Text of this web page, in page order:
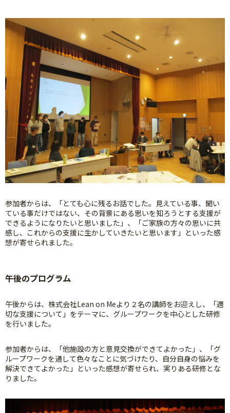
参加者からは、「とても心に残るお話でした。見えている事、聞い
ている事だけではない、その背景にある思いを知ろうとする支援が
できるようになりたいと思いました」、「ご家族の方々の思いに共
感し、これからの支援に生かしていきたいと思います」といった感
想が寄せられました。
午後のプログラム
午後からは、株式会社Lean on Meより２名の講師をお迎えし、「適
切な支援について」をテーマに、グループワークを中心とした研修
を行いました。
参加者からは、「他施設の方と意見交換ができてよかった」、「グ
ループワークを通して色々なことに気づけたり、自分自身の悩みを
解決できてよかった」といった感想が寄せられ、実りある研修とな
りました。